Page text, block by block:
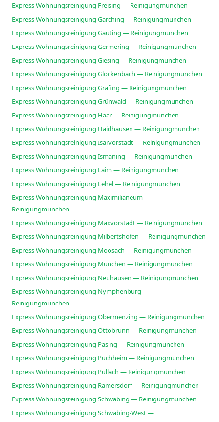
Express Wohnungsreinigung Freising — Reinigungmunchen
Express Wohnungsreinigung Garching — Reinigungmunchen
Express Wohnungsreinigung Gauting — Reinigungmunchen
Express Wohnungsreinigung Germering — Reinigungmunchen
Express Wohnungsreinigung Giesing — Reinigungmunchen
Express Wohnungsreinigung Glockenbach — Reinigungmunchen
Express Wohnungsreinigung Grafing — Reinigungmunchen
Express Wohnungsreinigung Grünwald — Reinigungmunchen
Express Wohnungsreinigung Haar — Reinigungmunchen
Express Wohnungsreinigung Haidhausen — Reinigungmunchen
Express Wohnungsreinigung Isarvorstadt — Reinigungmunchen
Express Wohnungsreinigung Ismaning — Reinigungmunchen
Express Wohnungsreinigung Laim — Reinigungmunchen
Express Wohnungsreinigung Lehel — Reinigungmunchen
Express Wohnungsreinigung Maximilianeum —
Reinigungmunchen
Express Wohnungsreinigung Maxvorstadt — Reinigungmunchen
Express Wohnungsreinigung Milbertshofen — Reinigungmunchen
Express Wohnungsreinigung Moosach — Reinigungmunchen
Express Wohnungsreinigung München — Reinigungmunchen
Express Wohnungsreinigung Neuhausen — Reinigungmunchen
Express Wohnungsreinigung Nymphenburg —
Reinigungmunchen
Express Wohnungsreinigung Obermenzing — Reinigungmunchen
Express Wohnungsreinigung Ottobrunn — Reinigungmunchen
Express Wohnungsreinigung Pasing — Reinigungmunchen
Express Wohnungsreinigung Puchheim — Reinigungmunchen
Express Wohnungsreinigung Pullach — Reinigungmunchen
Express Wohnungsreinigung Ramersdorf — Reinigungmunchen
Express Wohnungsreinigung Schwabing — Reinigungmunchen
Express Wohnungsreinigung Schwabing-West —